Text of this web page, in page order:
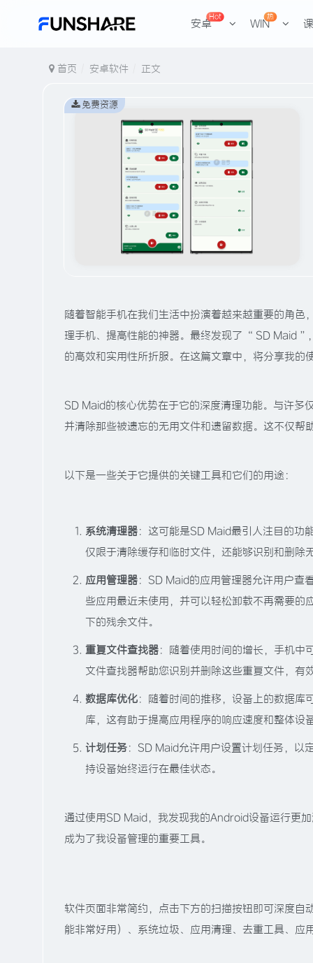
安卓
Hot
WIN
热
首页 安卓软件 正文
免费资源
随着智能手机在我们生活中扮演着越来越重要的角
理手机、提高性能的神器。最终发现了 “ SD Maid
的高效和实用性所折服。在这篇文章中，将分享我
SD Maid的核心优势在于它的深度清理功能。与许多
并清除那些被遗忘的无用文件和遗留数据。这不仅
以下是一些关于它提供的关键工具和它们的用途：
系统清理器：这可能是SD Maid最引人注目的功
仅限于清除缓存和临时文件，还能够识别和删除
应用管理器：SD Maid的应用管理器允许用户查
些应用最近未使用，并可以轻松卸载不再需要
下的残余文件。
重复文件查找器：随着使用时间的增长，手机中
文件查找器帮助您识别并删除这些重复文件，有
数据库优化：随着时间的推移，设备上的数据
库，这有助于提高应用程序的响应速度和整体设
计划任务：SD Maid允许用户设置计划任务，以
持设备始终运行在最佳状态。
通过使用SD Maid，我发现我的Android设备运行更
成为了我设备管理的重要工具。
软件页面非常简约，点击下方的扫描按钮即可深度
能非常好用）、系统垃圾、应用清理、去重工具、